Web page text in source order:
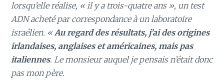
lorsqu’elle réalise, « il y a trois-quatre ans », un test
ADN acheté par correspondance à un laboratoire
israélien. «Au regard des résultats, j’ai des origines
irlandaises, anglaises et américaines, mais pas
italiennes. Le monsieur auquel je pensais n’était donc
pas mon père.